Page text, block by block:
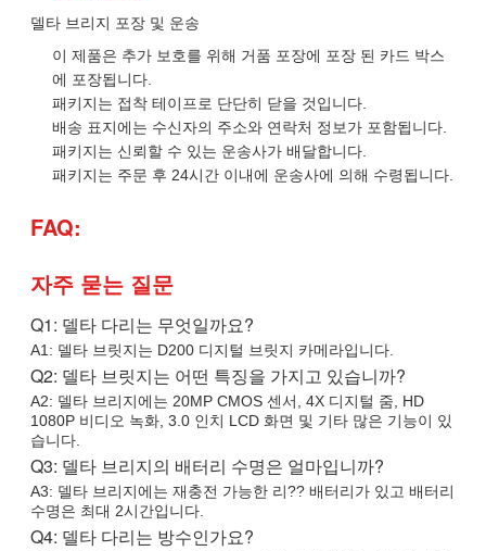
델타 브리지 포장 및 운송
이 제품은 추가 보호를 위해 거품 포장에 포장 된 카드 박스
에 포장됩니다.
패키지는 접착 테이프로 단단히 닫을 것입니다.
배송 표지에는 수신자의 주소와 연락처 정보가 포함됩니다.
패키지는 신뢰할 수 있는 운송사가 배달합니다.
패키지는 주문 후 24시간 이내에 운송사에 의해 수령됩니다.
FAQ:
자주 묻는 질문
Q1: 델타 다리는 무엇일까요?
A1: 델타 브릿지는 D200 디지털 브릿지 카메라입니다.
Q2: 델타 브릿지는 어떤 특징을 가지고 있습니까?
A2: 델타 브리지에는 20MP CMOS 센서, 4X 디지털 줌, HD
1080P 비디오 녹화, 3.0 인치 LCD 화면 및 기타 많은 기능이 있
습니다.
Q3: 델타 브리지의 배터리 수명은 얼마입니까?
A3: 델타 브리지에는 재충전 가능한 리?? 배터리가 있고 배터리
수명은 최대 2시간입니다.
Q4: 델타 다리는 방수인가요?